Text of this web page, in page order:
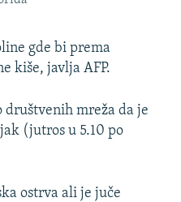
gde bi prema
kiše, javlja AFP.
mreža da je
(jutros u 5.10 po
ostrva ali je juče